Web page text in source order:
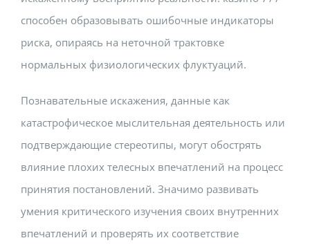
способен образовывать ошибочные индикаторы
риска, опираясь на неточной трактовке
нормальных физиологических флуктуаций.
Познавательные искажения, данные как
катастрофическое мыслительная деятельность или
подтверждающие стереотипы, могут обострять
влияние плохих телесных впечатлений на процесс
принятия постановлений. Значимо развивать
умения критического изучения своих внутренних
впечатлений и проверять их соответствие